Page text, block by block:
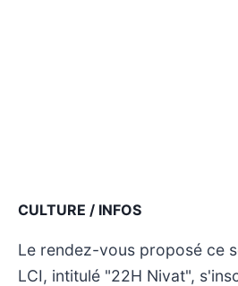
CULTURE / INFOS
Le rendez-vous proposé ce
LCI, intitulé "22H Nivat",